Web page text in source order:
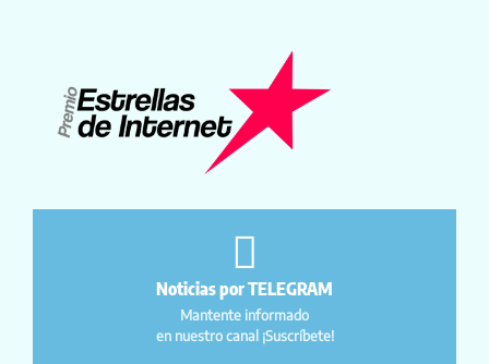
Noticias por TELEGRAM
Mantente informado
en nuestro canal ¡Suscríbete!